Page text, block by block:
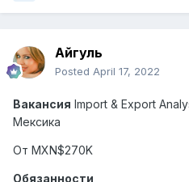
Айгуль
Posted April 17, 2022
Вакансия Import & Export
Мексика
От MXN$270K
Обязанности